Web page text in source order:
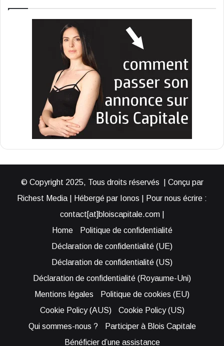
© Copyright 2025, Tous droits réservés | Conçu par
Richest Media | Hébergé par Ionos | Pour nous écrire :
contact[at]bloiscapitale.com |
Home
Politique de confidentialité
Déclaration de confidentialité (UE)
Déclaration de confidentialité (US)
Déclaration de confidentialité (Royaume-Uni)
Mentions légales
Politique de cookies (EU)
Cookie Policy (AUS)
Cookie Policy (US)
Qui sommes-nous ?
Participer à Blois Capitale
Bénéficier d’une assistance